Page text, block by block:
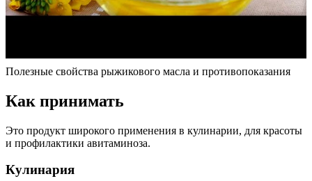
Полезные свойства рыжикового масла и противопоказания
Как принимать
Это продукт широкого применения в кулинарии, для красоты
и профилактики авитаминоза.
Кулинария